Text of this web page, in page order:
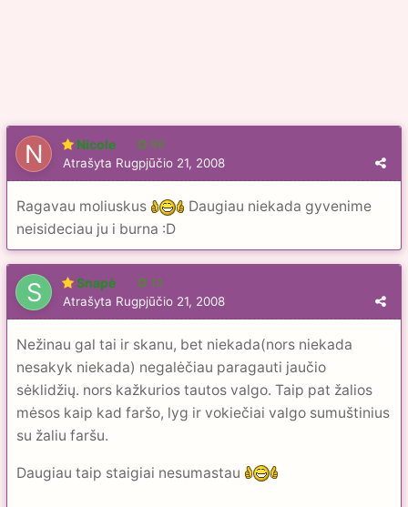
Nicole 56
Atrašyta Rugpjūčio 21, 2008
Ragavau moliuskus
Daugiau niekada gyvenime
neisideciau ju i burna :D
Snapė 13
Atrašyta Rugpjūčio 21, 2008
Nežinau gal tai ir skanu, bet niekada(nors niekada
nesakyk niekada) negalėčiau paragauti jaučio
sėklidžių. nors kažkurios tautos valgo. Taip pat žalios
mėsos kaip kad faršo, lyg ir vokiečiai valgo sumuštinius
su žaliu faršu.
Daugiau taip staigiai nesumastau